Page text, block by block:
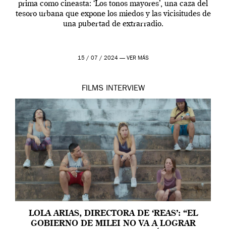
prima como cineasta: ‘Los tonos mayores’, una caza del
tesoro urbana que expone los miedos y las vicisitudes de
una pubertad de extrarradio.
15 / 07 / 2024 — VER MÁS
FILMS INTERVIEW
LOLA ARIAS, DIRECTORA DE ‘REAS’: “EL
GOBIERNO DE MILEI NO VA A LOGRAR